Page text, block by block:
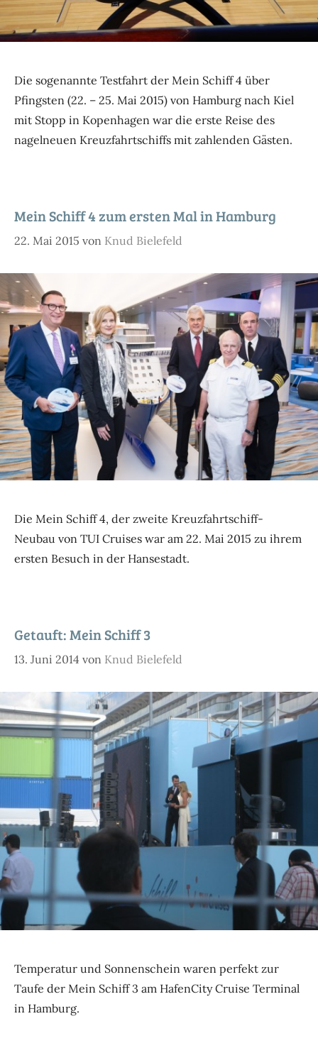
Die sogenannte Testfahrt der Mein Schiff 4 über
Pfingsten (22. – 25. Mai 2015) von Hamburg nach Kiel
mit Stopp in Kopenhagen war die erste Reise des
nagelneuen Kreuzfahrtschiffs mit zahlenden Gästen.
Mein Schiff 4 zum ersten Mal in Hamburg
22. Mai 2015 von Knud Bielefeld
Die Mein Schiff 4, der zweite Kreuzfahrtschiff-
Neubau von TUI Cruises war am 22. Mai 2015 zu ihrem
ersten Besuch in der Hansestadt.
Getauft: Mein Schiff 3
13. Juni 2014 von Knud Bielefeld
Temperatur und Sonnenschein waren perfekt zur
Taufe der Mein Schiff 3 am HafenCity Cruise Terminal
in Hamburg.